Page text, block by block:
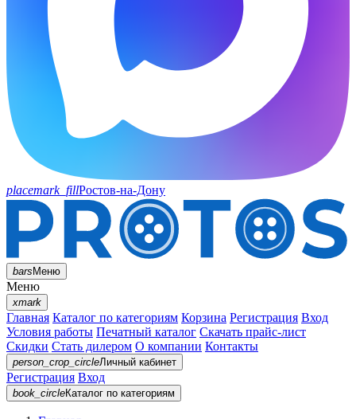
placemark_fillРостов-на-Дону
barsМеню
Меню
xmark
Главная Каталог по категориям Корзина Регистрация Вход
Условия работы Печатный каталог Скачать прайс-лист
Скидки Стать дилером О компании Контакты
person_crop_circleЛичный кабинет
Регистрация Вход
book_circleКаталог по категориям